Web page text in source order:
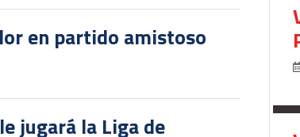
en partido amistoso
jugará la Liga de